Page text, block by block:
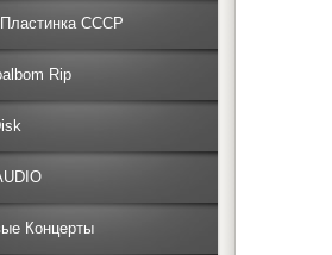
Пластинка СССР
Rip
Концерты